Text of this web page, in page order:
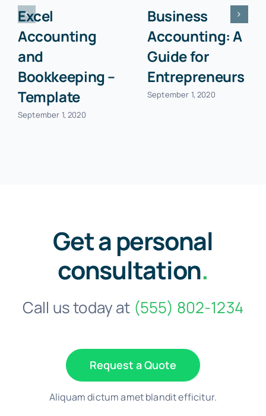
Excel
Accounting
and
Bookkeeping –
Template
September 1, 2020
Business
Accounting: A
Guide for
Entrepreneurs
September 1, 2020
Get a personal
consultation.
Call us today at (555) 802-1234
Request a Quote
Aliquam dictum amet blandit efficitur.